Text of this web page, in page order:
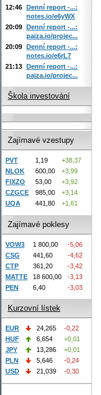
12:46 Denní report -...:
notes.io/e6yWX
20:09 Denní report -...:
paiza.io/projec...
20:09 Denní report -...:
notes.io/e6rL7
21:13 Denní report -...:
paiza.io/projec...
Škola investování
Zajímavé vzestupy
PVT 1,19
+38,37
NLOK
600,00
+3,99
FIXZO
53,00
+3,92
CZGCE
985,00
+3,14
UQA
441,80 +1,61
Zajímavé poklesy
VOW3 1 800,00
-5,06
CSG
441,60
-4,62
CTP
361,20
-3,42
MATTE
18 600,00
-3,13
PEN
6,40 -3,03
Kurzovní lístek
EUR 24,265
-0,22
HUF
6,654
+0,01
JPY
13,286
+0,01
PLN
5,646
-0,24
USD
21,039 -0,30